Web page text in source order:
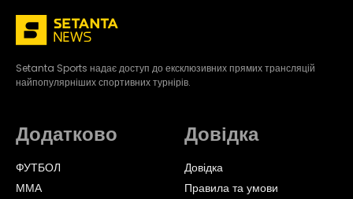
Setanta Sports надає доступ до ексклюзивних прямих трансляцій
найпопулярніших спортивних турнірів.
Додатково
ФУТБОЛ
ММА
Довідка
Довідка
Правила та умови